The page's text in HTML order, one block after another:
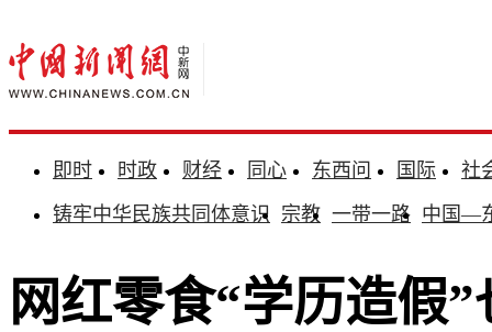
即时 时政 财经 同心 东西问 国际
社
铸牢中华民族共同体意识 宗教 一带一路 中国—
网红零食“学历造假